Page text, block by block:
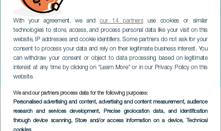
With your agreement, we andour 14 partnersuse cookies or similar
technologies to store, access, and process personal data like your visit on this
website, IP addresses and cookie identifiers. Some partners do not ask for your
consent to process your data and rely on their legitimate business interest. You
can withdraw your consent or object to data processing based on legitimate
interest at any time by clicking on “Learn More” or in our Privacy Policy on this
website.
We and our partners process data for the following purposes:
Personalised advertising and content, advertising and content measurement, audience
research and services development, Precise geolocation data, and identification
through device scanning, Store and/or access information on a device, Technical
Platanica en concierto
GRAN CANARIA
Imagen
Listado